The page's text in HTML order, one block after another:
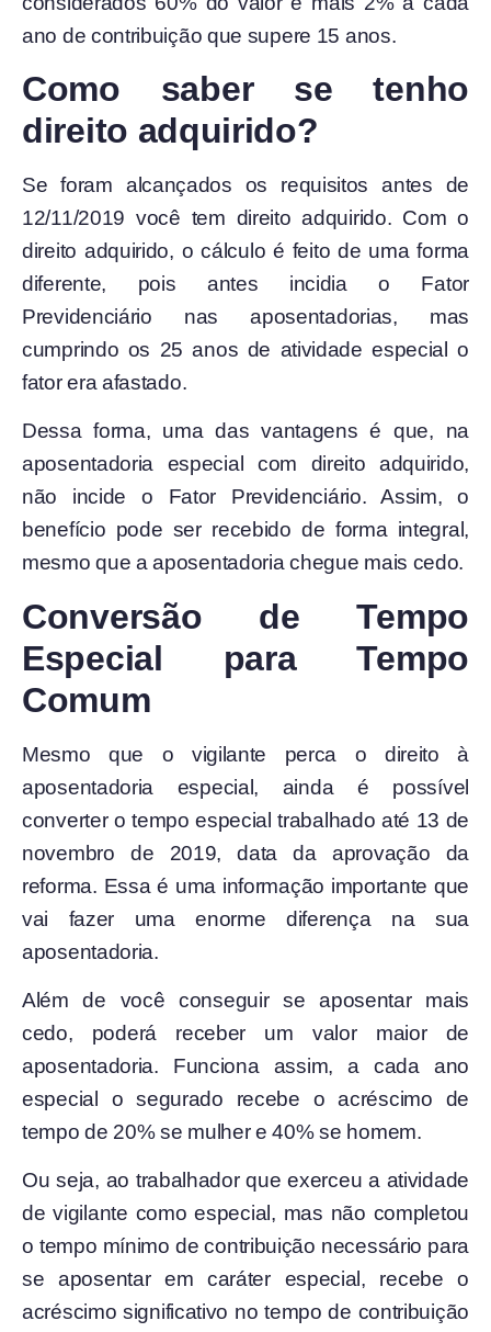
ano de contribuição que supere 15 anos.
Como saber se tenho
direito adquirido?
Se foram alcançados os requisitos antes de
12/11/2019 você tem direito adquirido. Com o
direito adquirido, o cálculo é feito de uma forma
diferente, pois antes incidia o Fator
Previdenciário nas aposentadorias, mas
cumprindo os 25 anos de atividade especial o
fator era afastado.
Dessa forma, uma das vantagens é que, na
aposentadoria especial com direito adquirido,
não incide o Fator Previdenciário. Assim, o
benefício pode ser recebido de forma integral,
mesmo que a aposentadoria chegue mais cedo.
Conversão de Tempo
Especial para Tempo
Comum
Mesmo que o vigilante perca o direito à
aposentadoria especial, ainda é possível
converter o tempo especial trabalhado até 13 de
novembro de 2019, data da aprovação da
reforma. Essa é uma informação importante que
vai fazer uma enorme diferença na sua
aposentadoria.
Além de você conseguir se aposentar mais
cedo, poderá receber um valor maior de
aposentadoria. Funciona assim, a cada ano
especial o segurado recebe o acréscimo de
tempo de 20% se mulher e 40% se homem.
Ou seja, ao trabalhador que exerceu a atividade
de vigilante como especial, mas não completou
o tempo mínimo de contribuição necessário para
se aposentar em caráter especial, recebe o
acréscimo significativo no tempo de contribuição